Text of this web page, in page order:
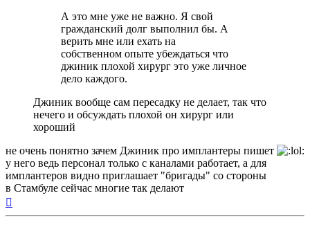
А это мне уже не важно. Я свой
гражданский долг выполнил бы. А
верить мне или ехать на
собственном опыте убеждаться что
джиник плохой хирург это уже личное
дело каждого.
Джиник вообще сам пересадку не делает, так что
нечего и обсуждать плохой он хирург или
хороший
не очень понятно зачем Джиник про имплантеры пишет
у него ведь персонал только с каналами работает, а для
имплантеров видно приглашает "бригады" со стороны
в Стамбуле сейчас многие так делают